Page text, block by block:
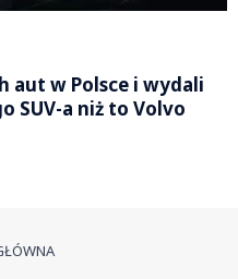
aut w Polsce i wydali
SUV-a niż to Volvo